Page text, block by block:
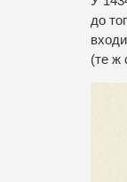
до
(те ж